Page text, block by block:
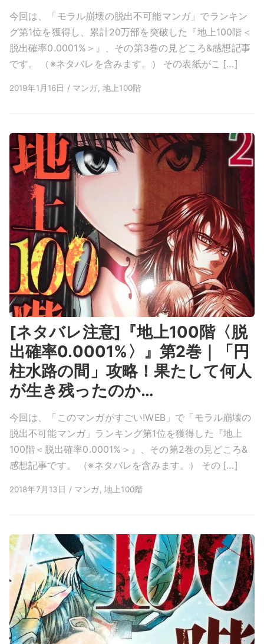
今回は、「モラル崩壊の脱出不可能マンガ」でランキン
グ第1位を獲得し、累計20万部を突破した『地上100階＜
脱出確率0.0001%＞』、その第3巻の見どころ&感想記事
です。 （※ネタバレを含みます。） その表紙がこ […]
2019年1月16日 / マンガ, 地上100階
[ネタバレ注意]『地上100階〈脱
出確率0.0001%〉』第2巻｜「円
柱水路の間」攻略！果たして何人
が生き残ったのか…
今回は、「このマンガがすごい!WEB」で「モラル崩壊の
脱出不可能マンガ」ランキング第1位を獲得した『地上
100階＜脱出確率0.0001%＞』、その第2巻の見どころ&
感想記事です。 （※ネタバレを含みます。） その […]
2018年7月13日 / マンガ, 地上100階